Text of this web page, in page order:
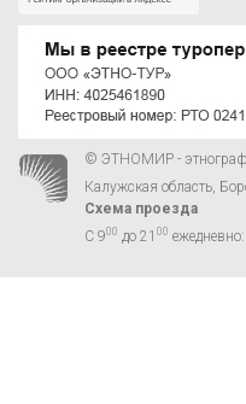
© ЭТНОМИР -
Калужская область,
Схема проезда
С 900 до 21 00 ежедневно: